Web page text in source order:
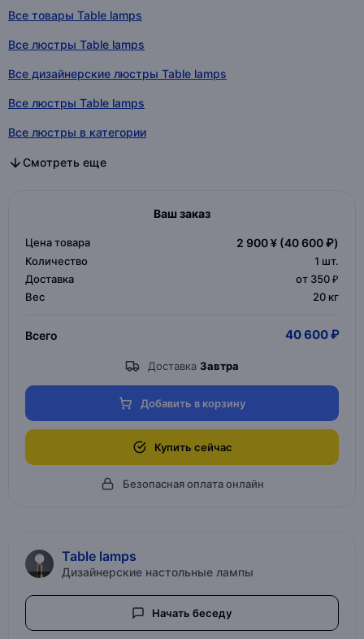
Все товары Table lamps
Все люстры Table lamps
Все дизайнерские люстры Table lamps
Все люстры Table lamps
Все люстры в категории
Все дизайнерские люстры в категории
Все люстры в категории
Смотреть еще
Ваш заказ
Цена товара 2 900 ¥ (40 600 ₽)
Количество 1 шт.
Доставка
от 350 ₽
Вес
20 кг
Всего 40 600 ₽
Доставка Завтра
Добавить в корзину
Купить сейчас
Безопасная оплата онлайн
Table lamps
Дизайнерские настольные лампы
Начать беседу